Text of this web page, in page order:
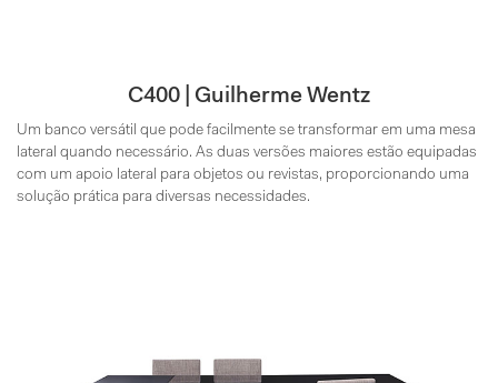
C400 | Guilherme Wentz
Um banco versátil que pode facilmente se transformar em uma mesa
lateral quando necessário. As duas versões maiores estão equipadas
com um apoio lateral para objetos ou revistas, proporcionando uma
solução prática para diversas necessidades.